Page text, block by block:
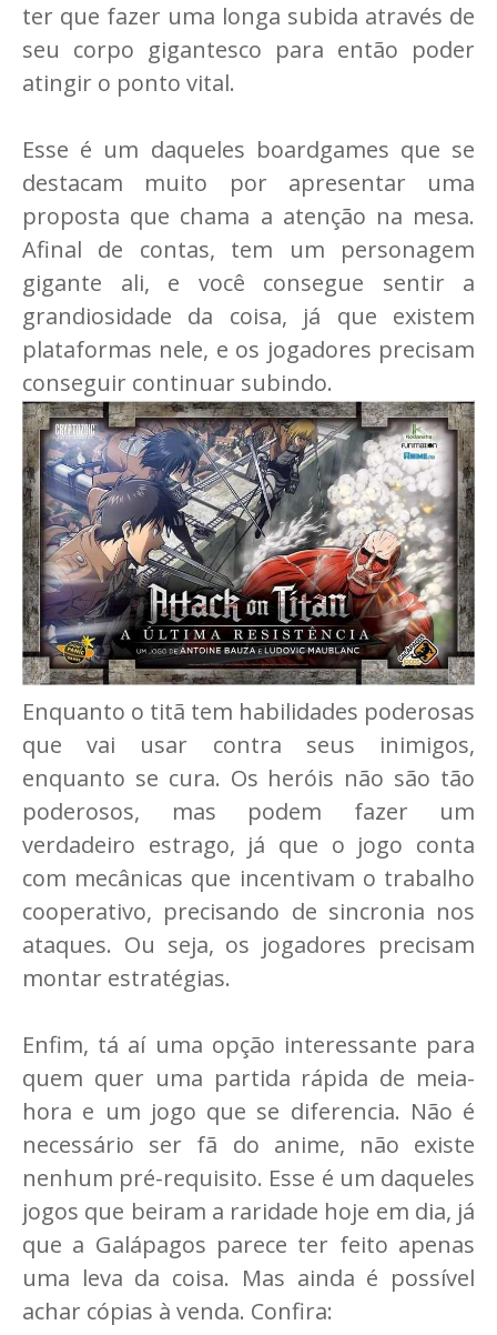
ter que fazer uma longa subida através de
seu corpo gigantesco para então poder
atingir o ponto vital.
Esse é um daqueles boardgames que se
destacam muito por apresentar uma
proposta que chama a atenção na mesa.
Afinal de contas, tem um personagem
gigante ali, e você consegue sentir a
grandiosidade da coisa, já que existem
plataformas nele, e os jogadores precisam
conseguir continuar subindo.
Enquanto o titã tem habilidades poderosas
que vai usar contra seus inimigos,
enquanto se cura. Os heróis não são tão
poderosos, mas podem fazer um
verdadeiro estrago, já que o jogo conta
com mecânicas que incentivam o trabalho
cooperativo, precisando de sincronia nos
ataques. Ou seja, os jogadores precisam
montar estratégias.
Enfim, tá aí uma opção interessante para
quem quer uma partida rápida de meia-
hora e um jogo que se diferencia. Não é
necessário ser fã do anime, não existe
nenhum pré-requisito. Esse é um daqueles
jogos que beiram a raridade hoje em dia, já
que a Galápagos parece ter feito apenas
uma leva da coisa. Mas ainda é possível
achar cópias à venda. Confira: